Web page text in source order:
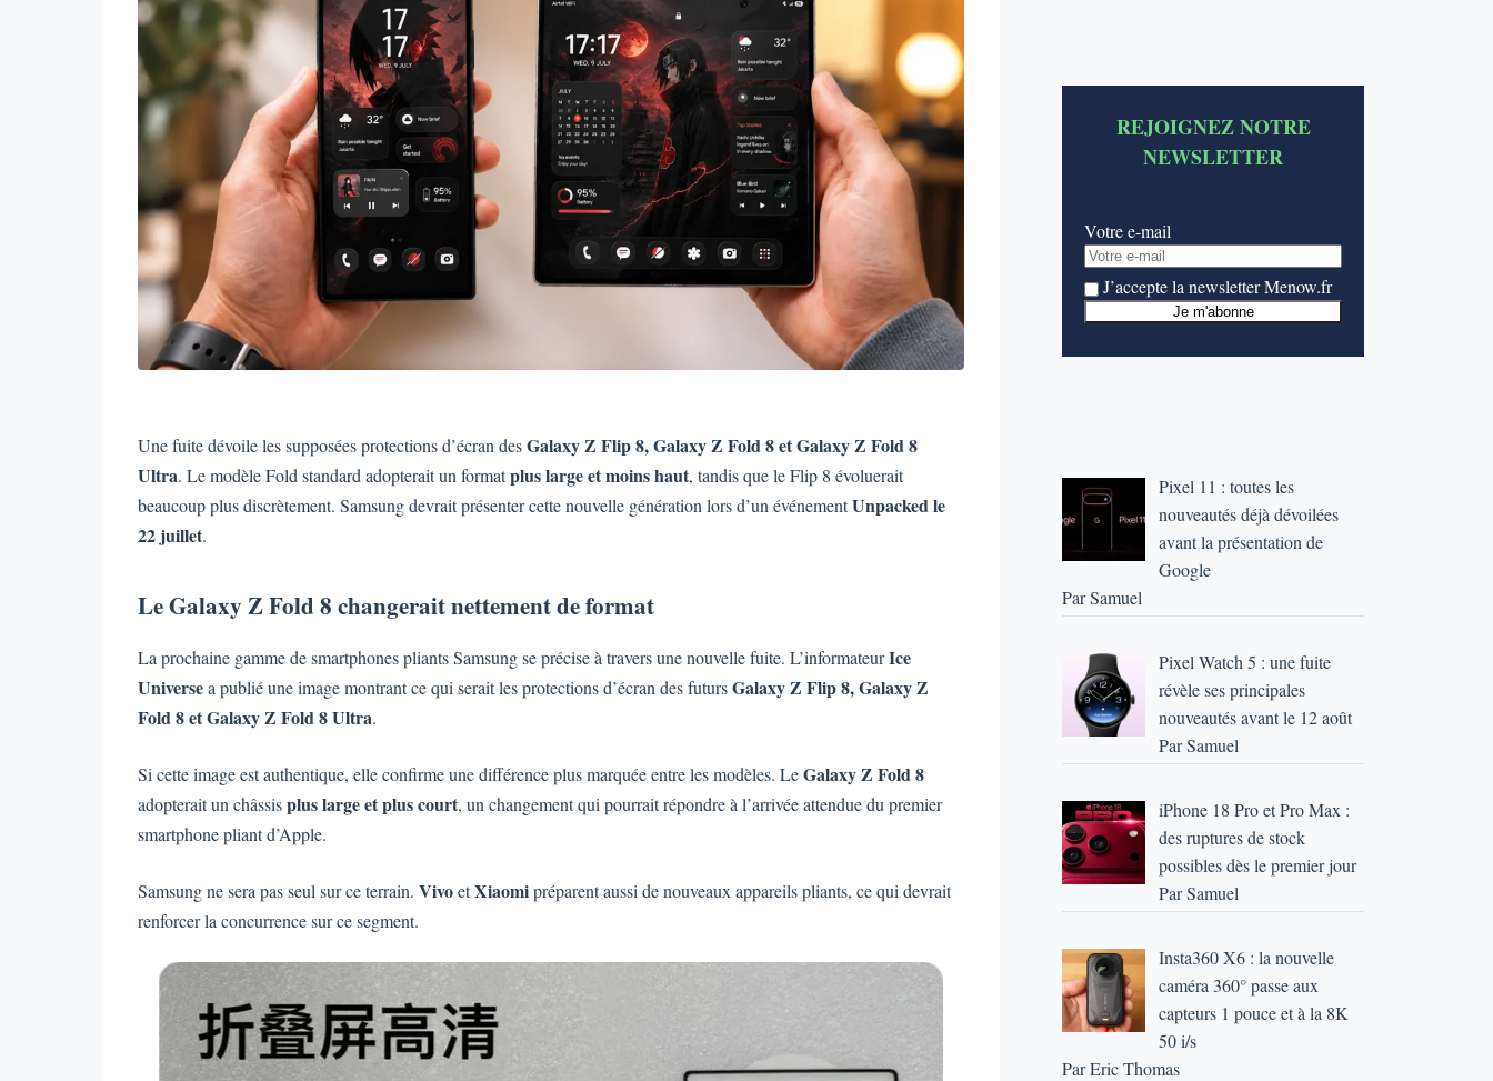
Une fuite dévoile les supposées protections d’écran desGalaxy Z Flip 8, Galaxy Z Fold 8 et Galaxy Z Fold 8
Ultra. Le modèle Fold standard adopterait un formatplus large et moins haut, tandis que le Flip 8 évoluerait
beaucoup plus discrètement. Samsung devrait présenter cette nouvelle génération lors d’un événementUnpacked le
22 juillet.
Le Galaxy Z Fold 8 changerait nettement de format
La prochaine gamme de smartphones pliants Samsung se précise à travers une nouvelle fuite. L’informateurIce
Universea publié une image montrant ce qui serait les protections d’écran des futursGalaxy Z Flip 8, Galaxy Z
Fold 8 et Galaxy Z Fold 8 Ultra.
Si cette image est authentique, elle confirme une différence plus marquée entre les modèles. LeGalaxy Z Fold 8
adopterait un châssisplus large et plus court, un changement qui pourrait répondre à l’arrivée attendue du premier
smartphone pliant d’Apple.
Samsung ne sera pas seul sur ce terrain. VivoetXiaomipréparent aussi de nouveaux appareils pliants, ce qui devrait
renforcer la concurrence sur ce segment.
REJOIGNEZ NOTRE
NEWSLETTER
Votre e-mail
J’accepte la newsletter Menow.fr
Pixel 11 : toutes les
nouveautés déjà dévoilées
avant la présentation de
Google
Par Samuel
Pixel Watch 5 : une fuite
révèle ses principales
nouveautés avant le 12 août
Par Samuel
iPhone 18 Pro et Pro Max :
des ruptures de stock
possibles dès le premier jour
Par Samuel
Insta360 X6 : la nouvelle
caméra 360° passe aux
capteurs 1 pouce et à la 8K
50 i/s
Par Eric Thomas